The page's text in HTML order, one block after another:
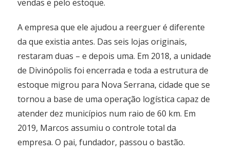
vendas e pelo estoque.
A empresa que ele ajudou a reerguer é diferente
da que existia antes. Das seis lojas originais,
restaram duas – e depois uma. Em 2018, a unidade
de Divinópolis foi encerrada e toda a estrutura de
estoque migrou para Nova Serrana, cidade que se
tornou a base de uma operação logística capaz de
atender dez municípios num raio de 60 km. Em
2019, Marcos assumiu o controle total da
empresa. O pai, fundador, passou o bastão.